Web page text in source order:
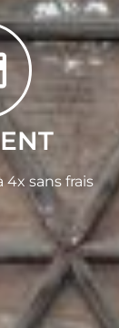
4x sans frais